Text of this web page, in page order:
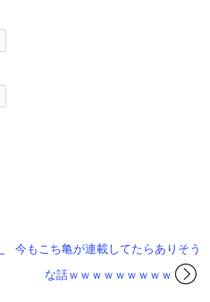
今もこち亀が連載してたらありそう
な話ｗｗｗｗｗｗｗｗｗ